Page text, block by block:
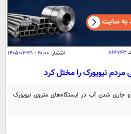
اقتصاد
خودرو
اجتماعی
حوادث
سلامت
ورزشی
بین الملل
۱۱۶۴۷۴۳ انتشار: ۲۰:۰۰ - ۳۱-۰۲-۱۴۰۵
مردم نیویورک را مختل کرد
و جاری شدن آب در ایستگاه‌های متروی نیویورک